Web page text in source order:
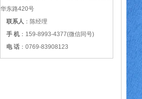
华东路420号
联系人 ：陈经理
手 机 ：159-8993-4377(微信同号)
电 话 ：0769-83908123